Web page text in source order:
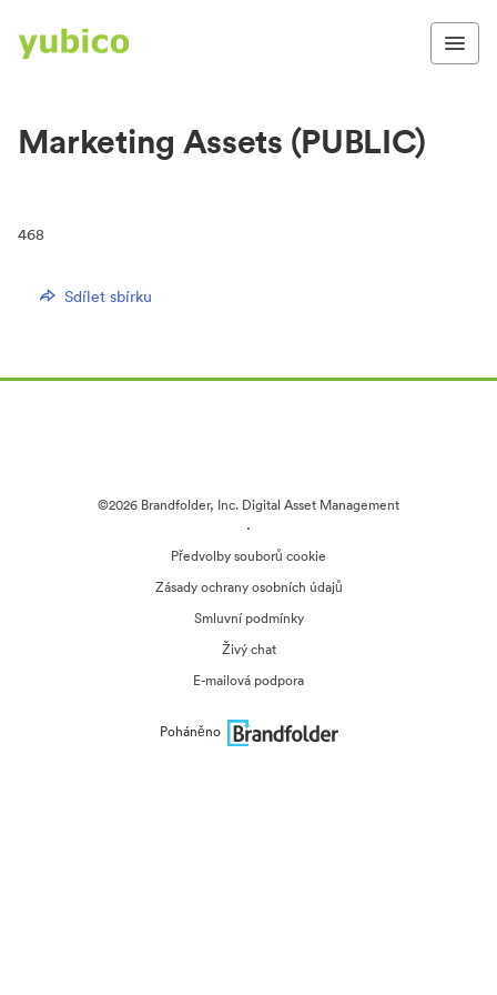
Marketing Assets (PUBLIC)
468
Sdílet sbírku
©2026 Brandfolder, Inc. Digital Asset Management
·
Předvolby souborů cookie
Zásady ochrany osobních údajů
Smluvní podmínky
Živý chat
E-mailová podpora
Poháněno